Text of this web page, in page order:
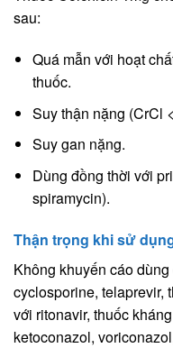
sau:
Quá mẫn với hoạt
thuốc.
Suy thận nặng (CrCl
Suy gan nặng.
Dùng đồng thời với
spiramycin).
Thận trọng khi sử
Không khuyến cáo
cyclosporine, telaprevir,
với ritonavir, thuốc
ketoconazol,